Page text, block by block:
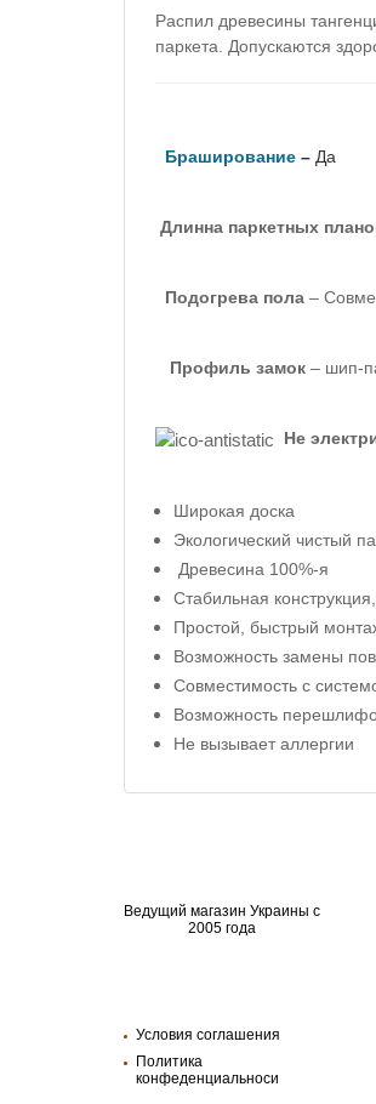
Распил древесины
паркета. Допускаются
Браширование – Да
Длинна паркетных
Подогрева пола –
Профиль замок – шип-
Не
Широкая доска
Экологический чистый
Древесина 100%-я
Стабильная
Простой, быстрый
Возможность замены
Совместимость с
Возможность
Не вызывает аллергии
Ведущий магазин Украины с
2005 года
Условия соглашения
Политика
конфеденциальноси